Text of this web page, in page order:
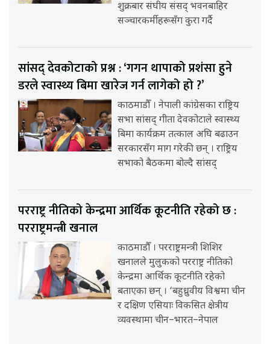
शुक्रबार संघीय संसद् भवनबाहिर
सञ्चारकर्मीहरूसँग कुरा गर्दै
सांसद् देवकोटाको प्रश्न : ‘गगन थापाको प्रशंसा हुने
डरले स्वास्थ्य बिमा खारेज गर्न लागेको हो ?’
काठमाडौँ । नेपाली कांग्रेसका राष्ट्रिय
सभा सांसद् गीता देवकोटाले स्वास्थ्य
बिमा कार्यक्रम तत्काल अघि बढाउन
सरकारसँग माग गरेकी छन् । राष्ट्रिय
सभाको बैठकमा बोल्दै सांसद्
परराष्ट्र नीतिको केन्द्रमा आर्थिक कूटनीति रहेको छ :
परराष्ट्रमन्त्री खनाल
काठमाडौँ । परराष्ट्रमन्त्री शिशिर
खनालले मुलुकको परराष्ट्र नीतिको
केन्द्रमा आर्थिक कूटनीति रहेको
बताएका छन् । ‘बहुध्रुवीय विश्वमा चीन
र दक्षिण एसियाः विकसित क्षेत्रीय
व्यवस्थामा चीन–भारत–नेपाल